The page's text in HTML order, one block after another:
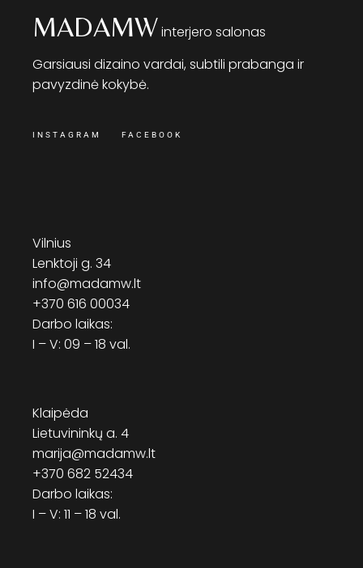
MADAMWinterjero salonas
Garsiausi dizaino vardai, subtili prabanga ir
pavyzdinė kokybė.
INSTAGRAM FACEBOOK
Vilnius
Lenktoji g. 34
info@madamw.lt
+370 616 00034
Darbo laikas:
I – V: 09 – 18 val.
Klaipėda
Lietuvininkų a. 4
marija@madamw.lt
+370 682 52434
Darbo laikas:
I – V: 11 – 18 val.